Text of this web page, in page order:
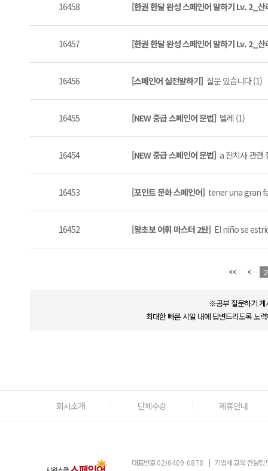
16458 [한권 한달 완성 스페인어 말하기 Lv. 2_
16457 [한권 한달 완성 스페인어 말하기 Lv. 2_
16456 [스페인어 실전말하기] 질문 있습니다 (1)
16455 [NEW 중급 스페인어 문법] 델레 (1)
16454 [NEW 중급 스페인어 문법] a 전치사 관련
16453 [포인트 문화 스페인어] tener una gran
16452 [왕초보 어휘 마스터 2탄] El niño se
※공부 질문하기 게
최대한 빠른 시일 내에 답변드리도록 노
회사소개 단체수강 제휴안내
대표번호02)6409-0878 | 기업체 교육 컨설팅